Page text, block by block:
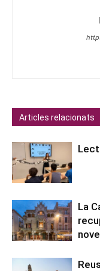
Articles relacionats
La